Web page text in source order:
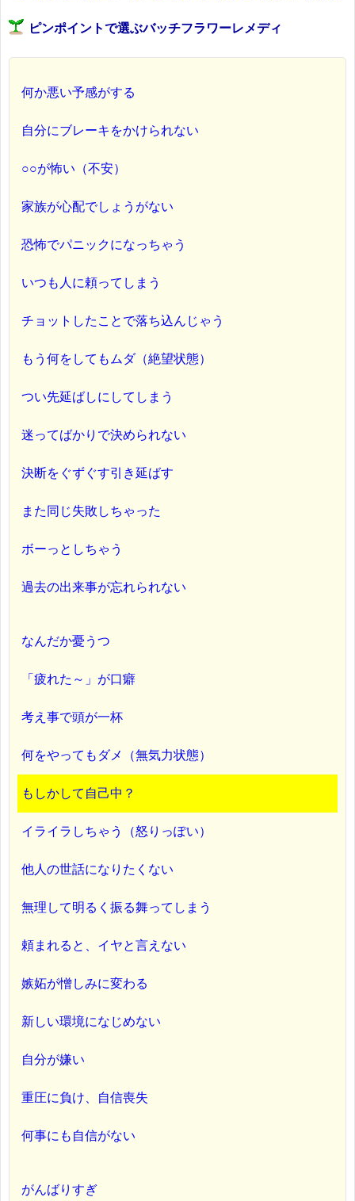
ピンポイントで選ぶバッチフラワーレメディ
何か悪い予感がする
自分にブレーキをかけられない
○○が怖い（不安）
家族が心配でしょうがない
恐怖でパニックになっちゃう
いつも人に頼ってしまう
チョットしたことで落ち込んじゃう
もう何をしてもムダ（絶望状態）
つい先延ばしにしてしまう
迷ってばかりで決められない
決断をぐずぐす引き延ばす
また同じ失敗しちゃった
ボーっとしちゃう
過去の出来事が忘れられない
なんだか憂うつ
「疲れた～」が口癖
考え事で頭が一杯
何をやってもダメ（無気力状態）
もしかして自己中？
イライラしちゃう（怒りっぽい）
他人の世話になりたくない
無理して明るく振る舞ってしまう
頼まれると、イヤと言えない
嫉妬が憎しみに変わる
新しい環境になじめない
自分が嫌い
重圧に負け、自信喪失
何事にも自信がない
がんばりすぎ